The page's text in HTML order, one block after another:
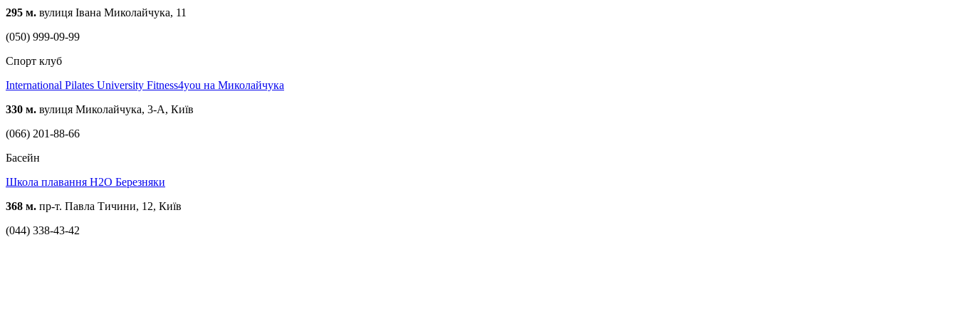
295 м. вулиця Івана Миколайчука, 11
(050) 999-09-99
Спорт клуб
International Pilates University Fitness4you на Миколайчука
330 м. вулиця Миколайчука, 3-А, Київ
(066) 201-88-66
Басейн
Школа плавання H2O Березняки
368 м. пр-т. Павла Тичини, 12, Київ
(044) 338-43-42